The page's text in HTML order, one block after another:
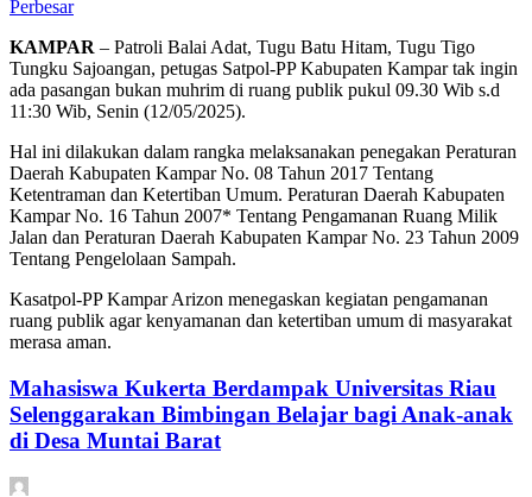
Perbesar
KAMPAR – Patroli Balai Adat, Tugu Batu Hitam, Tugu Tigo
Tungku Sajoangan, petugas Satpol-PP Kabupaten Kampar tak ingin
ada pasangan bukan muhrim di ruang publik pukul 09.30 Wib s.d
11:30 Wib, Senin (12/05/2025).
Hal ini dilakukan dalam rangka melaksanakan penegakan Peraturan
Daerah Kabupaten Kampar No. 08 Tahun 2017 Tentang
Ketentraman dan Ketertiban Umum. Peraturan Daerah Kabupaten
Kampar No. 16 Tahun 2007* Tentang Pengamanan Ruang Milik
Jalan dan Peraturan Daerah Kabupaten Kampar No. 23 Tahun 2009
Tentang Pengelolaan Sampah.
Kasatpol-PP Kampar Arizon menegaskan kegiatan pengamanan
ruang publik agar kenyamanan dan ketertiban umum di masyarakat
merasa aman.
Mahasiswa Kukerta Berdampak Universitas Riau
Selenggarakan Bimbingan Belajar bagi Anak-anak
di Desa Muntai Barat